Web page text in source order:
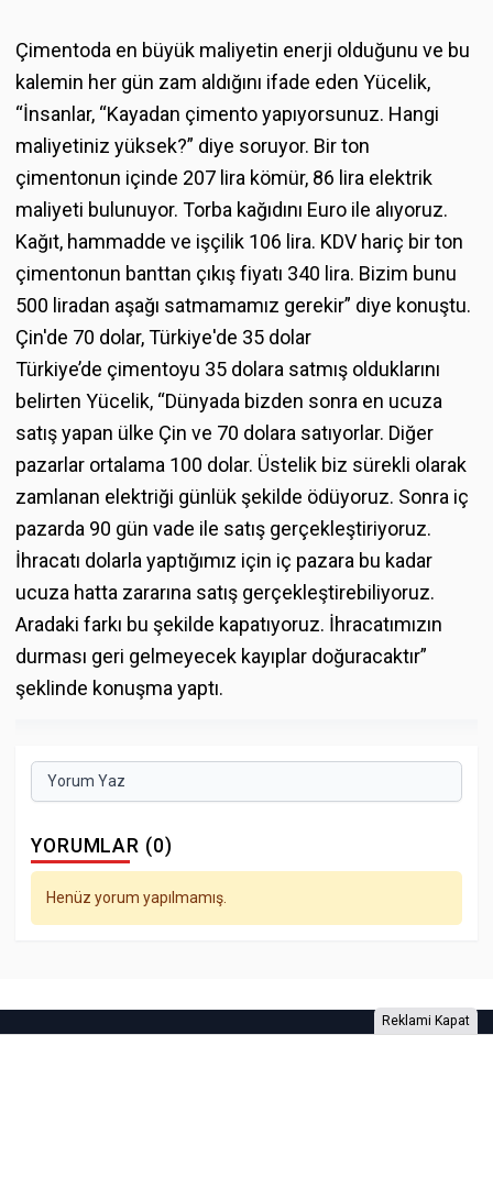
Çimentoda en büyük maliyetin enerji olduğunu ve bu
kalemin her gün zam aldığını ifade eden Yücelik,
“İnsanlar, “Kayadan çimento yapıyorsunuz. Hangi
maliyetiniz yüksek?” diye soruyor. Bir ton
çimentonun içinde 207 lira kömür, 86 lira elektrik
maliyeti bulunuyor. Torba kağıdını Euro ile alıyoruz.
Kağıt, hammadde ve işçilik 106 lira. KDV hariç bir ton
çimentonun banttan çıkış fiyatı 340 lira. Bizim bunu
500 liradan aşağı satmamamız gerekir” diye konuştu.
Çin'de 70 dolar, Türkiye'de 35 dolar
Türkiye’de çimentoyu 35 dolara satmış olduklarını
belirten Yücelik, “Dünyada bizden sonra en ucuza
satış yapan ülke Çin ve 70 dolara satıyorlar. Diğer
pazarlar ortalama 100 dolar. Üstelik biz sürekli olarak
zamlanan elektriği günlük şekilde ödüyoruz. Sonra iç
pazarda 90 gün vade ile satış gerçekleştiriyoruz.
İhracatı dolarla yaptığımız için iç pazara bu kadar
ucuza hatta zararına satış gerçekleştirebiliyoruz.
Aradaki farkı bu şekilde kapatıyoruz. İhracatımızın
durması geri gelmeyecek kayıplar doğuracaktır”
şeklinde konuşma yaptı.
Yorum Yaz
YORUMLAR (0)
Henüz yorum yapılmamış.
Reklami Kapat